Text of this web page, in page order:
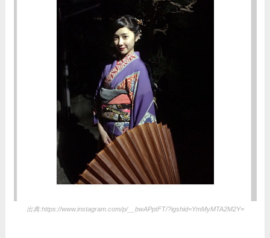
出典:https://www.instagram.com/p/__bwAPptFT/?igshid=YmMyMTA2M2Y=